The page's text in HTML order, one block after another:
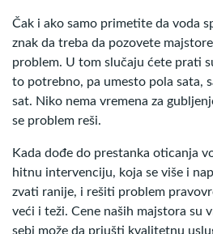
Čak i ako samo primetite da voda
znak da treba da pozovete
problem. U tom slučaju ćete prati
to potrebno, pa umesto pola sata,
sat. Niko nema vremena za
se problem reši.
Kada dođe do prestanka oticanja
hitnu intervenciju, koja se više i
zvati ranije, i rešiti problem
veći i teži. Cene naših majstora su
sebi može da priušti kvalitetnu